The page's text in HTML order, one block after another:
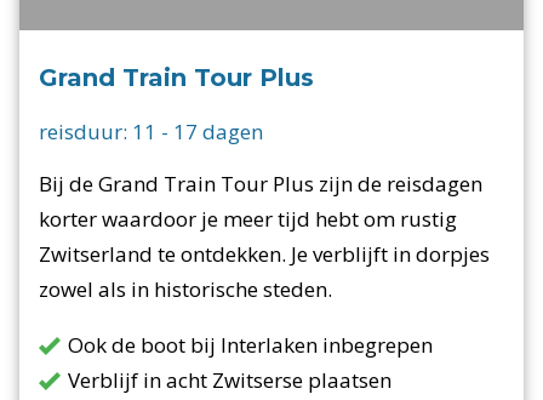
Grand Train Tour Plus
reisduur: 11 - 17 dagen
Bij de Grand Train Tour Plus zijn de reisdagen
korter waardoor je meer tijd hebt om rustig
Zwitserland te ontdekken. Je verblijft in dorpjes
zowel als in historische steden.
Ook de boot bij Interlaken inbegrepen
Verblijf in acht Zwitserse plaatsen